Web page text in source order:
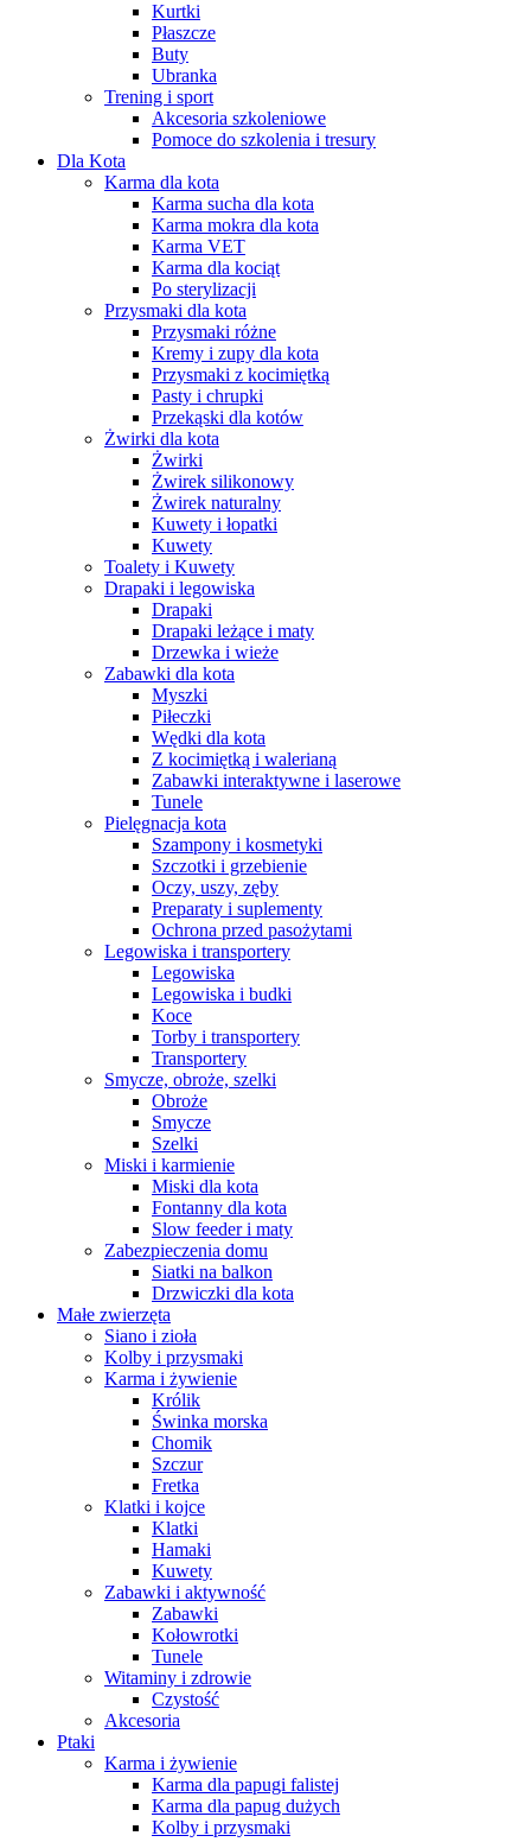
Kurtki
Płaszcze
Buty
Ubranka
Trening i sport
Akcesoria szkoleniowe
Pomoce do szkolenia i tresury
Dla Kota
Karma dla kota
Karma sucha dla kota
Karma mokra dla kota
Karma VET
Karma dla kociąt
Po sterylizacji
Przysmaki dla kota
Przysmaki różne
Kremy i zupy dla kota
Przysmaki z kocimiętką
Pasty i chrupki
Przekąski dla kotów
Żwirki dla kota
Żwirki
Żwirek silikonowy
Żwirek naturalny
Kuwety i łopatki
Kuwety
Toalety i Kuwety
Drapaki i legowiska
Drapaki
Drapaki leżące i maty
Drzewka i wieże
Zabawki dla kota
Myszki
Piłeczki
Wędki dla kota
Z kocimiętką i walerianą
Zabawki interaktywne i laserowe
Tunele
Pielęgnacja kota
Szampony i kosmetyki
Szczotki i grzebienie
Oczy, uszy, zęby
Preparaty i suplementy
Ochrona przed pasożytami
Legowiska i transportery
Legowiska
Legowiska i budki
Koce
Torby i transportery
Transportery
Smycze, obroże, szelki
Obroże
Smycze
Szelki
Miski i karmienie
Miski dla kota
Fontanny dla kota
Slow feeder i maty
Zabezpieczenia domu
Siatki na balkon
Drzwiczki dla kota
Małe zwierzęta
Siano i zioła
Kolby i przysmaki
Karma i żywienie
Królik
Świnka morska
Chomik
Szczur
Fretka
Klatki i kojce
Klatki
Hamaki
Kuwety
Zabawki i aktywność
Zabawki
Kołowrotki
Tunele
Witaminy i zdrowie
Czystość
Akcesoria
Ptaki
Karma i żywienie
Karma dla papugi falistej
Karma dla papug dużych
Kolby i przysmaki